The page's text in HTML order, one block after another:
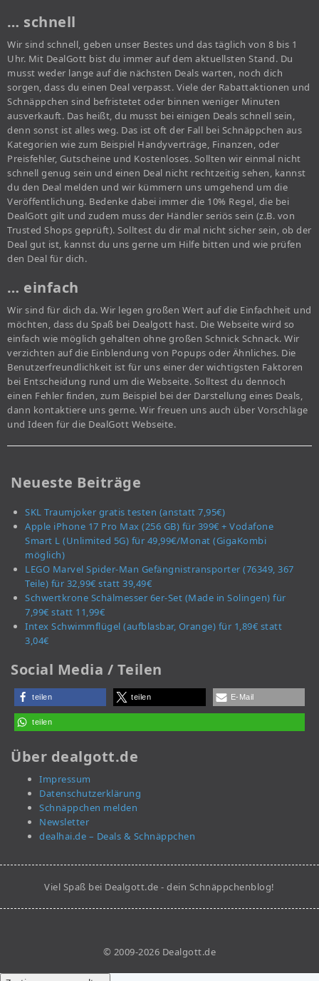
… schnell
Wir sind schnell, geben unser Bestes und das täglich von 8 bis 1
Uhr. Mit DealGott bist du immer auf dem aktuellsten Stand. Du
musst weder lange auf die nächsten Deals warten, noch dich
sorgen, dass du einen Deal verpasst. Viele der Rabattaktionen und
Schnäppchen sind befristetet oder binnen weniger Minuten
ausverkauft. Das heißt, du musst bei einigen Deals schnell sein,
denn sonst ist alles weg. Das ist oft der Fall bei Schnäppchen aus
Kategorien wie zum Beispiel Handyverträge, Finanzen, oder
Preisfehler, Gutscheine und Kostenloses. Sollten wir einmal nicht
schnell genug sein und einen Deal nicht rechtzeitig sehen, kannst
du den Deal melden und wir kümmern uns umgehend um die
Veröffentlichung. Bedenke dabei immer die 10% Regel, die bei
DealGott gilt und zudem muss der Händler seriös sein (z.B. von
Trusted Shops geprüft). Solltest du dir mal nicht sicher sein, ob der
Deal gut ist, kannst du uns gerne um Hilfe bitten und wie prüfen
den Deal für dich.
… einfach
Wir sind für dich da. Wir legen großen Wert auf die Einfachheit und
möchten, dass du Spaß bei Dealgott hast. Die Webseite wird so
einfach wie möglich gehalten ohne großen Schnick Schnack. Wir
verzichten auf die Einblendung von Popups oder Ähnliches. Die
Benutzerfreundlichkeit ist für uns einer der wichtigsten Faktoren
bei Entscheidung rund um die Webseite. Solltest du dennoch
einen Fehler finden, zum Beispiel bei der Darstellung eines Deals,
dann kontaktiere uns gerne. Wir freuen uns auch über Vorschläge
und Ideen für die DealGott Webseite.
Neueste Beiträge
SKL Traumjoker gratis testen (anstatt 7,95€)
Apple iPhone 17 Pro Max (256 GB) für 399€ + Vodafone
Smart L (Unlimited 5G) für 49,99€/Monat (GigaKombi
möglich)
LEGO Marvel Spider-Man Gefängnistransporter (76349, 367
Teile) für 32,99€ statt 39,49€
Schwertkrone Schälmesser 6er-Set (Made in Solingen) für
7,99€ statt 11,99€
Intex Schwimmflügel (aufblasbar, Orange) für 1,89€ statt
3,04€
Social Media / Teilen
teilen teilen E-Mail
teilen
Über dealgott.de
Impressum
Datenschutzerklärung
Schnäppchen melden
Newsletter
dealhai.de – Deals & Schnäppchen
Viel Spaß bei Dealgott.de - dein Schnäppchenblog!
© 2009-2026 Dealgott.de